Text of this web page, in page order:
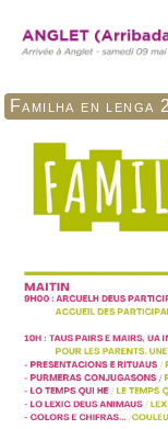
Familha en lenga